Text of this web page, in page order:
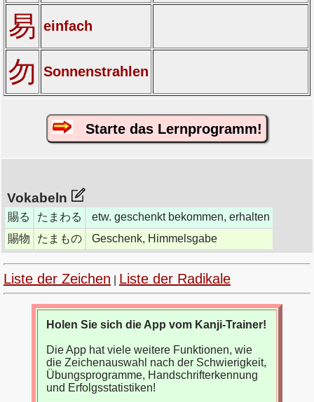
易 einfach
勿 Sonnenstrahlen
Starte das Lernprogramm!
Vokabeln
賜る たまわる
etw. geschenkt bekommen, erhalten
賜物
たまもの Geschenk, Himmelsgabe
Liste der Zeichen Liste der Radikale
Holen Sie sich die App vom Kanji-Trainer!
Die App hat viele weitere Funktionen, wie
die Zeichenauswahl nach der Schwierigkeit,
Übungsprogramme, Handschrifterkennung
und Erfolgsstatistiken!